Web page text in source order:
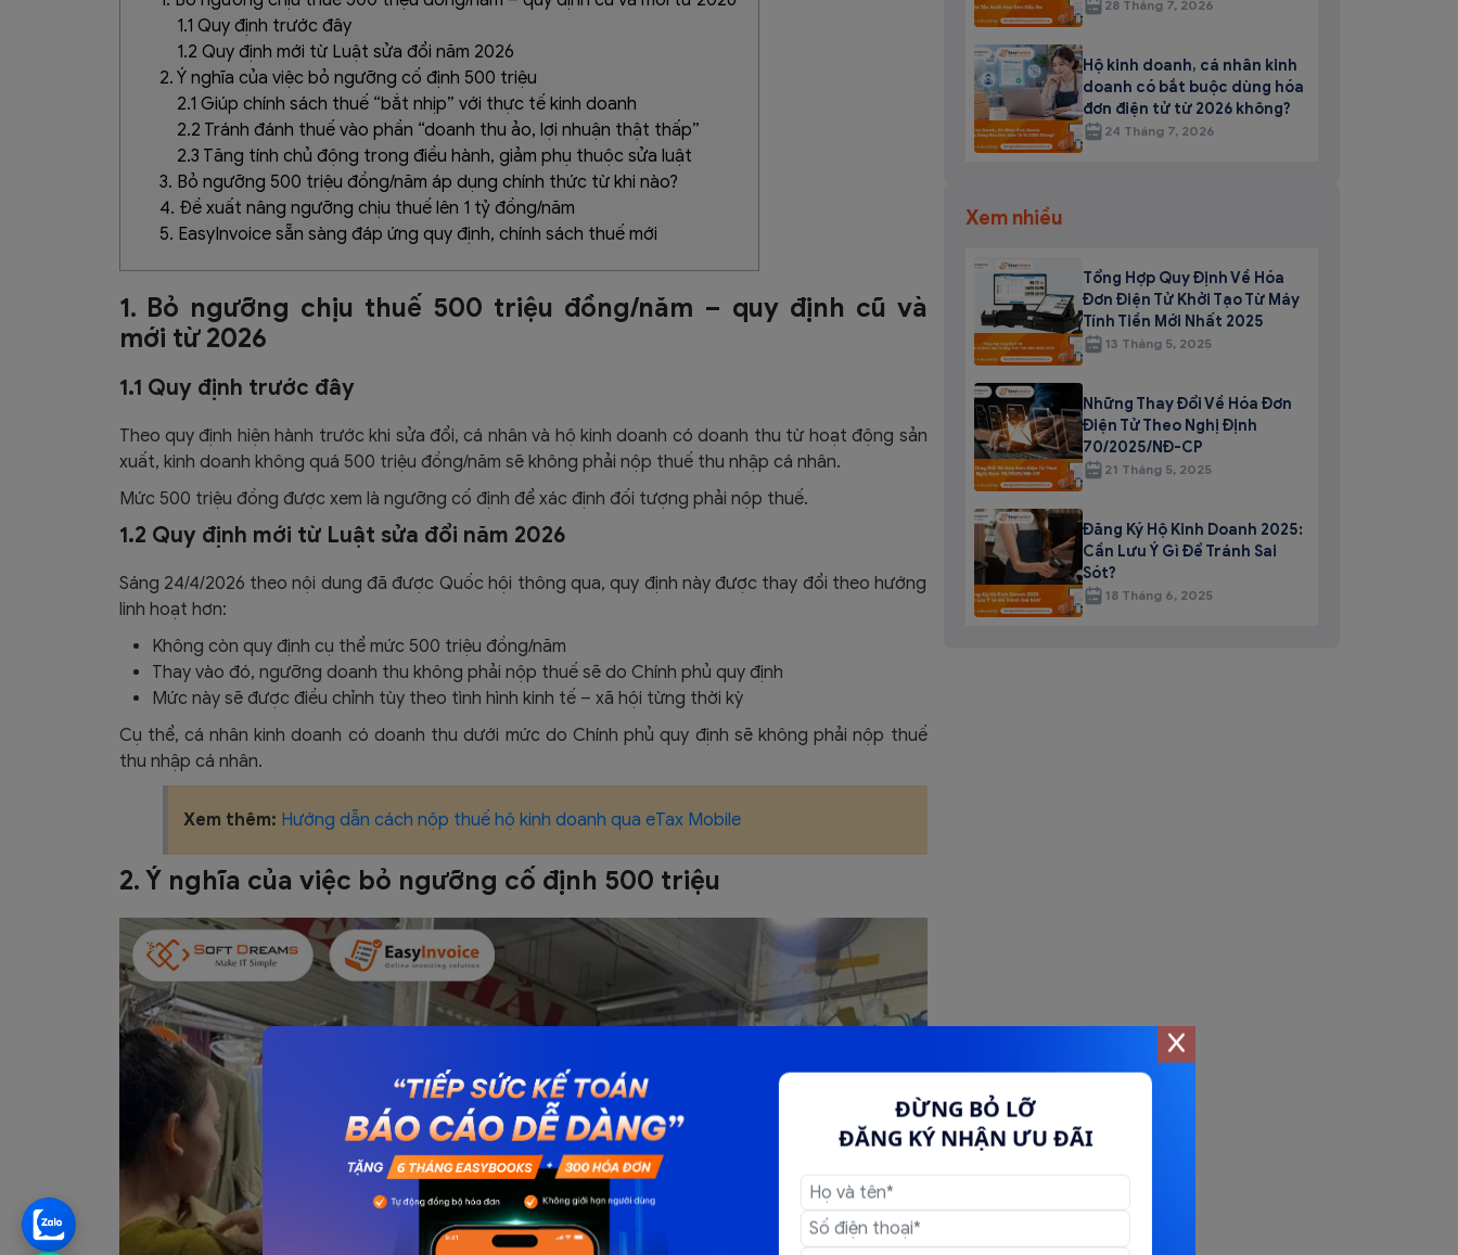
ĐỪNG BỎ LỠ
ĐĂNG KÝ NHẬN ƯU ĐÃI
1.1 Quy định trước đây
1.2 Quy định mới từ Luật sửa đổi năm 2026
2. Ý nghĩa của việc bỏ ngưỡng cố định 500 triệu
2.1 Giúp chính sách thuế “bắt nhịp” với thực tế kinh doanh
2.2 Tránh đánh thuế vào phần “doanh thu ảo, lợi nhuận thật thấp”
2.3 Tăng tính chủ động trong điều hành, giảm phụ thuộc sửa luật
3. Bỏ ngưỡng 500 triệu đồng/năm áp dụng chính thức từ khi nào?
4. Đề xuất nâng ngưỡng chịu thuế lên 1 tỷ đồng/năm
5. EasyInvoice sẵn sàng đáp ứng quy định, chính sách thuế mới
1. Bỏ ngưỡng chịu thuế 500 triệu đồng/năm – quy định cũ và
mới từ 2026
1.1 Quy định trước đây
Theo quy định hiện hành trước khi sửa đổi, cá nhân và hộ kinh doanh có doanh thu từ hoạt động sản
xuất, kinh doanh không quá 500 triệu đồng/năm sẽ không phải nộp thuế thu nhập cá nhân.
Mức 500 triệu đồng được xem là ngưỡng cố định để xác định đối tượng phải nộp thuế.
1.2 Quy định mới từ Luật sửa đổi năm 2026
Sáng 24/4/2026 theo nội dung đã được Quốc hội thông qua, quy định này được thay đổi theo hướng
linh hoạt hơn:
Không còn quy định cụ thể mức 500 triệu đồng/năm
Thay vào đó, ngưỡng doanh thu không phải nộp thuế sẽ do Chính phủ quy định
Mức này sẽ được điều chỉnh tùy theo tình hình kinh tế – xã hội từng thời kỳ
Cụ thể, cá nhân kinh doanh có doanh thu dưới mức do Chính phủ quy định sẽ không phải nộp thuế
thu nhập cá nhân.
Xem thêm: Hướng dẫn cách nộp thuế hộ kinh doanh qua eTax Mobile
2. Ý nghĩa của việc bỏ ngưỡng cố định 500 triệu
28 Tháng 7, 2026
Hộ kinh doanh, cá nhân kinh
doanh có bắt buộc dùng hóa
đơn điện tử từ 2026 không?
24 Tháng 7, 2026
Xem nhiều
Tổng Hợp Quy Định Về Hóa
Đơn Điện Tử Khởi Tạo Từ Máy
Tính Tiền Mới Nhất 2025
13 Tháng 5, 2025
Những Thay Đổi Về Hóa Đơn
Điện Tử Theo Nghị Định
70/2025/NĐ-CP
21 Tháng 5, 2025
Đăng Ký Hộ Kinh Doanh 2025:
Cần Lưu Ý Gì Để Tránh Sai
Sót?
18 Tháng 6, 2025